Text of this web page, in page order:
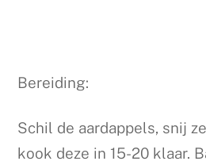
Bereiding:
Schil de aardappels, snij
kook deze in 15-20 klaar.